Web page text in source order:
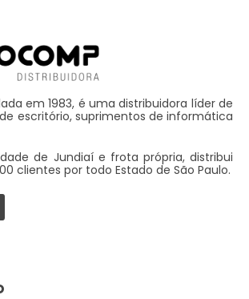
em 1983, é uma distribuidora líder de
escritório, suprimentos de informática
de Jundiaí e frota própria, distribui
clientes por todo Estado de São Paulo.